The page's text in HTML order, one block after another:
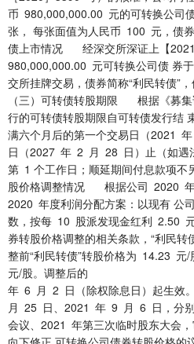
币 980,000,000.00 元的可转换公司
张， 每张面值为人民币 100 元，
债上市情况 经深交所深证上【
980,000,000.00 元可转换公司债
交所挂牌交易，债券简称“利民转债”
（三）可转债转股期限 根据《募
行的可转债转股期限自可转债发行结
满六个月后的第一个交易日（2021
日（2027 年 2 月 28 日）止（如遇
第 1 个工作日；顺延期间付息款项
股价格调整情况 根据公司 2020 年
2020 年度利润分配方案：以现有 公
数，按每 10 股派发现金红利 2.50
券转股价格调整的相关条款，“利民转
整前“利民转债”转股价格为 14.23 元
元/股。调整后的 -2-
年 6 月 2 日（除权除息日）起生
月 25 日、2021 年 9 月 6 日，分别
会议、2021 年第三次临时股东大会